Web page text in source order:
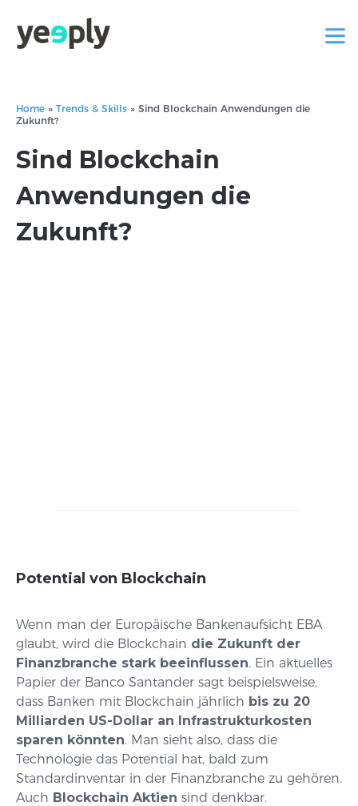
Home » Trends & Skills » Sind Blockchain Anwendungen die
Zukunft?
Sind Blockchain
Anwendungen die
Zukunft?
Potential von Blockchain
Wenn man der Europäische Bankenaufsicht EBA
glaubt, wird die Blockchain die Zukunft der
Finanzbranche stark beeinflussen. Ein aktuelles
Papier der Banco Santander sagt beispielsweise,
dass Banken mit Blockchain jährlich bis zu 20
Milliarden US-Dollar an Infrastrukturkosten
sparen könnten. Man sieht also, dass die
Technologie das Potential hat, bald zum
Standardinventar in der Finanzbranche zu gehören.
Auch Blockchain Aktien sind denkbar.